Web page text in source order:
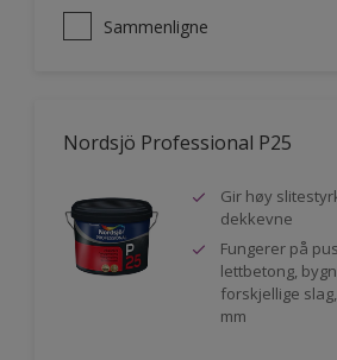
Sammenligne
Nordsjö Professional P25
Gir høy
dekkevne
Fungerer på
lettbetong,
forskjellige
mm